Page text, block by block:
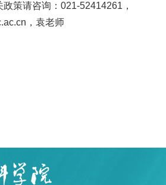
策请咨询： 021-52414261 ，
，袁老师